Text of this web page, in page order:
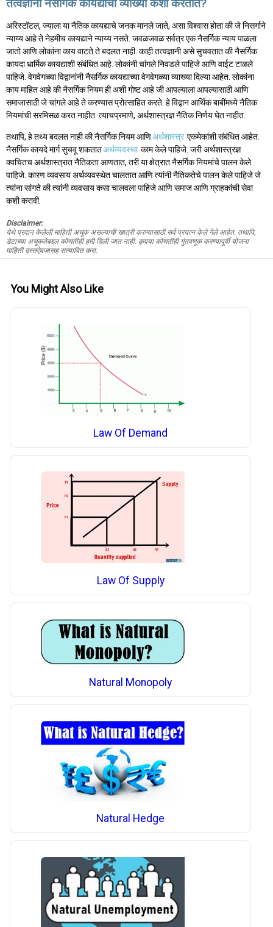
तत्वज्ञानी नैसर्गिक कायद्याची व्याख्या कशी करतात?
अरिस्टॉटल, ज्याला या नैतिक कायद्याचे जनक मानले जाते, असा विश्वास होता की जे निसर्गाने
न्याय्य आहे ते नेहमीच कायद्याने न्याय्य नसते. जवळजवळ सर्वत्र एक नैसर्गिक न्याय पाळला
जातो आणि लोकांना काय वाटते ते बदलत नाही. काही तत्वज्ञानी असे सुचवतात की नैसर्गिक
कायदा धार्मिक कायद्याशी संबंधित आहे. लोकांनी चांगले निवडले पाहिजे आणि वाईट टाळले
पाहिजे. वेगवेगळ्या विद्वानांनी नैसर्गिक कायद्याच्या वेगवेगळ्या व्याख्या दिल्या आहेत. लोकांना
काय माहित आहे की नैसर्गिक नियम ही अशी गोष्ट आहे जी आपल्याला आपल्यासाठी आणि
समाजासाठी जे चांगले आहे ते करण्यास प्रोत्साहित करते. हे विद्वान आर्थिक बाबींमध्ये नैतिक
नियमांची सरमिसळ करत नाहीत. त्याचप्रमाणे, अर्थशास्त्रज्ञ नैतिक निर्णय घेत नाहीत.
तथापि, हे तथ्य बदलत नाही की नैसर्गिक नियम आणिअर्थशास्त्र एकमेकांशी संबंधित आहेत.
नैसर्गिक कायदे मार्ग सुचवू शकतातअर्थव्यवस्था काम केले पाहिजे. जरी अर्थशास्त्रज्ञ
क्वचितच अर्थशास्त्रात नैतिकता आणतात, तरी या क्षेत्रात नैसर्गिक नियमांचे पालन केले
पाहिजे. कारण व्यवसाय अर्थव्यवस्थेत चालतात आणि त्यांनी नैतिकतेचे पालन केले पाहिजे जे
त्यांना सांगते की त्यांनी व्यवसाय कसा चालवला पाहिजे आणि समाज आणि ग्राहकांची सेवा
कशी करावी.
Disclaimer:
येथे प्रदान केलेली माहिती अचूक असल्याची खात्री करण्यासाठी सर्व प्रयत्न केले गेले आहेत. तथापि,
डेटाच्या अचूकतेबद्दल कोणतीही हमी दिली जात नाही. कृपया कोणतीही गुंतवणूक करण्यापूर्वी योजना
माहिती दस्तऐवजासह सत्यापित करा.
You Might Also Like
Law Of Demand
Law Of Supply
Natural Monopoly
Natural Hedge